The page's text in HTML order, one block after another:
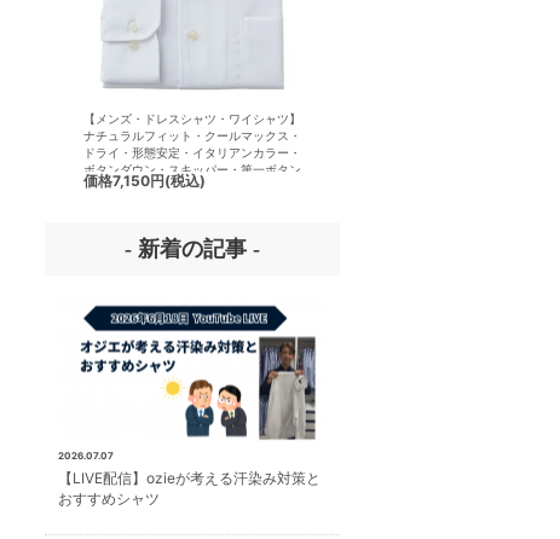
【メンズ・ドレスシャツ・ワイシャツ】
ナチュラルフィット・クールマックス・
ドライ・形態安定・イタリアンカラー・
ボタンダウン・スキッパー・第一ボタン
無し
価格7,150円(税込)
- 新着の記事 -
2026.07.07
【LIVE配信】ozieが考える汗染み対策と
おすすめシャツ